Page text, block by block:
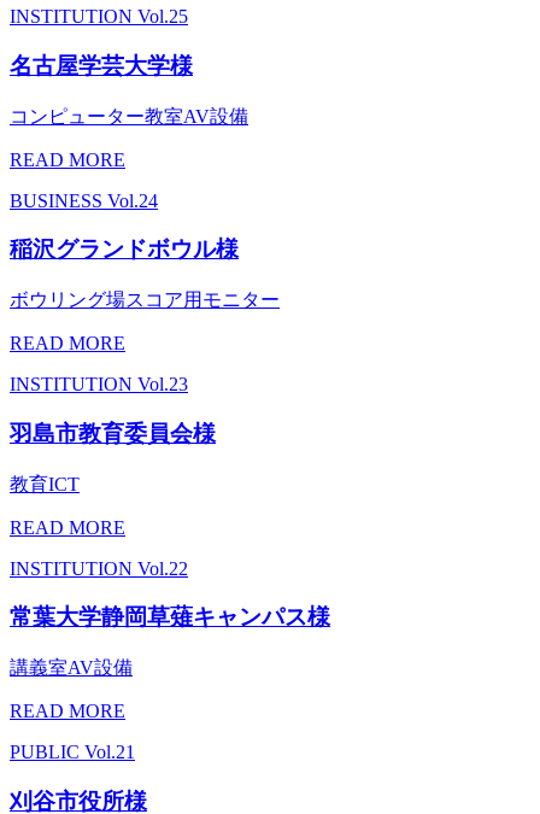
INSTITUTION Vol.25
名古屋学芸大学様
コンピューター教室AV設備
READ MORE
BUSINESS Vol.24
稲沢グランドボウル様
ボウリング場スコア用モニター
READ MORE
INSTITUTION Vol.23
羽島市教育委員会様
教育ICT
READ MORE
INSTITUTION Vol.22
常葉大学静岡草薙キャンパス様
講義室AV設備
READ MORE
PUBLIC Vol.21
刈谷市役所様